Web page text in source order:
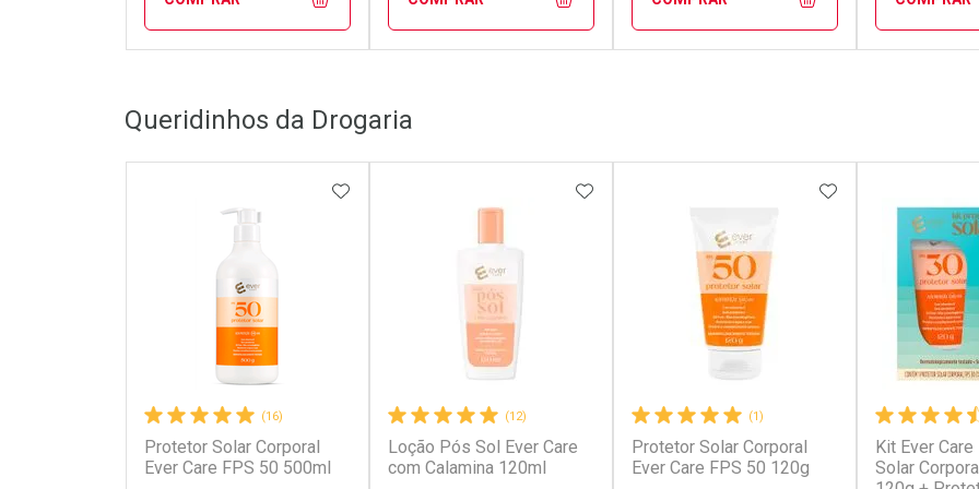
Laboratório
Ativar Desconto
Por Menos Laboratório
Ativar Desconto
Por Menos
Ativar Desconto Ativar
Queridinhos da Drogaria
(16)
Protetor Solar Corporal
Ever Care FPS 50 500ml
ADICIONAR AOS FAVORITOS
(12)
Loção Pós Sol Ever Care
com Calamina 120ml
ADICIONAR AOS FAVORITOS
(1)
Protetor Solar Corporal
Ever Care FPS 50 120g
ADICIONAR AOS
Kit Ever
Solar